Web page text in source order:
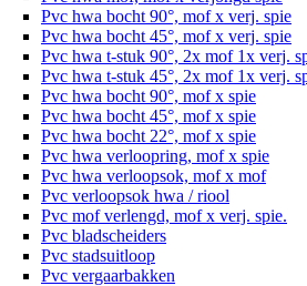
Pvc hwa bocht 90°, mof x verj. spie
Pvc hwa bocht 45°, mof x verj. spie
Pvc hwa t-stuk 90°, 2x mof 1x verj.
Pvc hwa t-stuk 45°, 2x mof 1x verj.
Pvc hwa bocht 90°, mof x spie
Pvc hwa bocht 45°, mof x spie
Pvc hwa bocht 22°, mof x spie
Pvc hwa verloopring, mof x spie
Pvc hwa verloopsok, mof x mof
Pvc verloopsok hwa / riool
Pvc mof verlengd, mof x verj. spie.
Pvc bladscheiders
Pvc stadsuitloop
Pvc vergaarbakken